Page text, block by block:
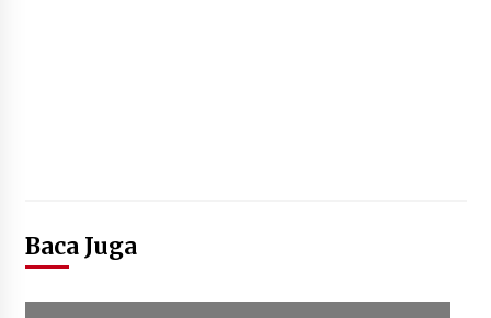
Kemenkum Malut Semarakkan Hari
Baca Juga